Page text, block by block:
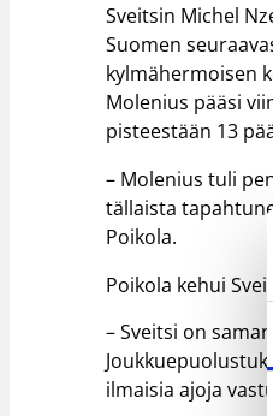
Sveitsin Michel
Suomen
kylmähermoisen
Molenius pääsi
pisteestään 13
– Molenius tuli
tällaista
Poikola.
Poikola kehui
– Sveitsi on
ilmaisia ajoja